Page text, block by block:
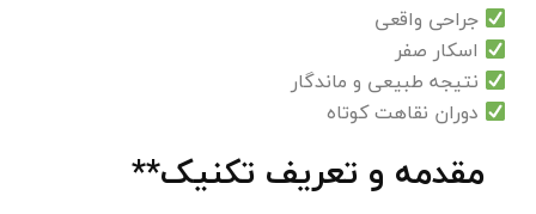
جراحی واقعی
اسکار صفر
نتیجه طبیعی و ماندگار
دوران نقاهت کوتاه
مقدمه و تعریف تکنیک**